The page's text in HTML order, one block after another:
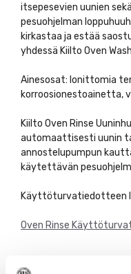
itsepesevien uunien
pesuohjelman
kirkastaa ja estää
yhdessä Kiilto Oven
Ainesosat: Ionittomia
korroosionestoainetta,
Kiilto Oven Rinse
automaattisesti uunin
annostelupumpun
käytettävän
Käyttöturvatiedotteen
Oven Rinse